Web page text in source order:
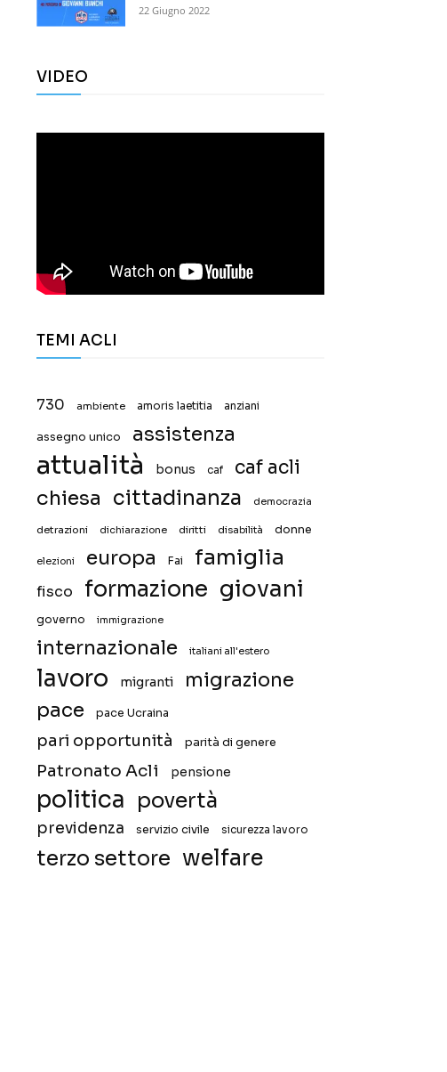
22 Giugno 2022
VIDEO
TEMI ACLI
730 ambiente amoris laetitia anziani
assegno unico assistenza
attualità bonus caf caf acli
chiesa cittadinanza democrazia
detrazioni dichiarazione diritti disabilità donne
elezioni europa Fai famiglia
fisco formazione giovani
governo immigrazione
internazionale italiani all'estero
lavoro migranti
migrazione
pace
pace Ucraina
pari opportunità parità di genere
Patronato Acli pensione
politica povertà
previdenza servizio civile sicurezza lavoro
terzo settore welfare